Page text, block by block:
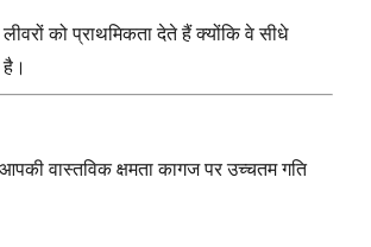
को प्राथमिकता देते हैं क्योंकि वे सीधे
वास्तविक क्षमता कागज पर उच्चतम गति